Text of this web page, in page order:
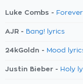
Luke Combs -
AJR - Bang! lyrics
24kGoldn - Mood
Justin Bieber - Holy